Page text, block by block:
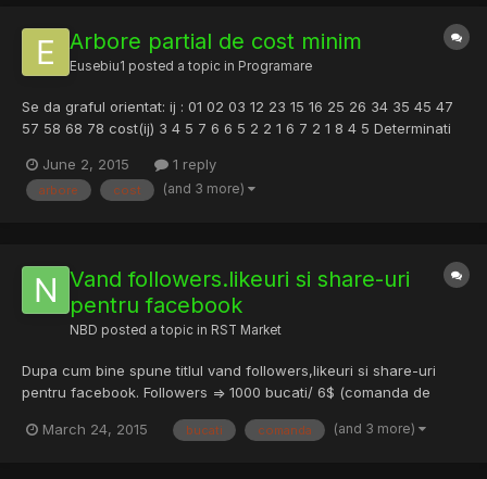
Arbore partial de cost minim
Eusebiu1 posted a topic in Programare
Se da graful orientat: ij : 01 02 03 12 23 15 16 25 26 34 35 45 47
57 58 68 78 cost(ij) 3 4 5 7 6 6 5 2 2 1 6 7 2 1 8 4 5 Determinati
stiam ca arborii partiali sunt doar pe grafuri neorientate de unde
si algoritmii(Prim , Kruskal) dar p...
June 2, 2015 1 reply
arbore cost (and 3 more)
Vand followers.likeuri si share-uri
pentru facebook
NBD posted a topic in RST Market
Dupa cum bine spune titlul vand followers,likeuri si share-uri
pentru facebook. Followers => 1000 bucati/ 6$ (comanda de
2000) *Ofer like-uri doar pentru poze/statusuri(Profil)/poze si
March 24, 2015 bucati comanda (and 3 more)